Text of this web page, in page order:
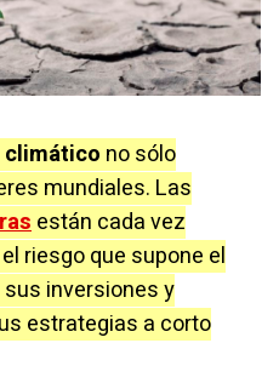
climático no sólo
mundiales. Las
están cada vez
riesgo que supone el
inversiones y
estrategias a corto